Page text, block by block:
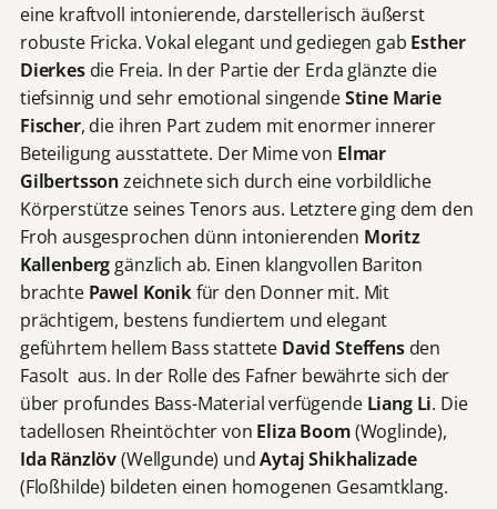
eine kraftvoll intonierende, darstellerisch äußerst
robuste Fricka. Vokal elegant und gediegen gab Esther
Dierkesdie Freia. In der Partie der Erda glänzte die
tiefsinnig und sehr emotional singendeStine Marie
Fischer, die ihren Part zudem mit enormer innerer
Beteiligung ausstattete. Der Mime von Elmar
Gilbertssonzeichnete sich durch eine vorbildliche
Körperstütze seines Tenors aus. Letztere ging dem den
Froh ausgesprochen dünn intonierenden Moritz
Kallenberg gänzlich ab. Einen klangvollen Bariton
brachte Pawel Konikfür den Donner mit. Mit
prächtigem, bestens fundiertem und elegant
geführtem hellem Bass stattete David Steffensden
Fasolt aus. In der Rolle des Fafner bewährte sich der
über profundes Bass-Material verfügende Liang Li. Die
tadellosen Rheintöchter von Eliza Boom(Woglinde),
Ida Ränzlöv(Wellgunde) undAytaj Shikhalizade
(Floßhilde) bildeten einen homogenen Gesamtklang.
e
s
t
e
l
l
t
.
M
i
t
d
e
m
A
b
p
i
e